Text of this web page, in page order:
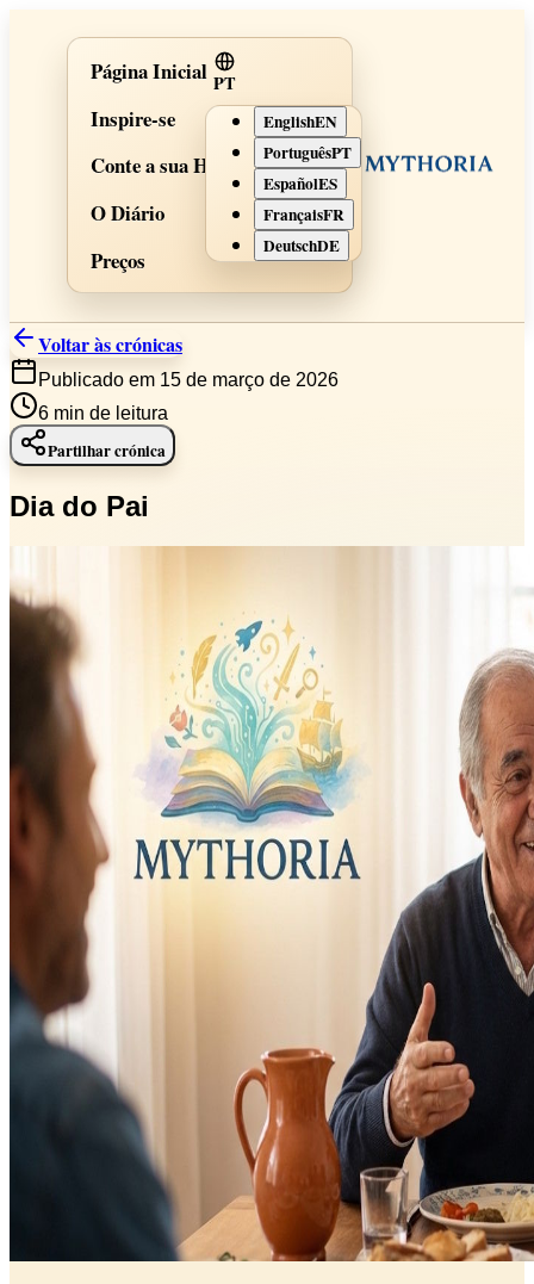
Página Inicial
Inspire-se
Conte a sua História
O Diário
Preços
PT
EnglishEN
PortuguêsPT
EspañolES
FrançaisFR
DeutschDE
Voltar às crónicas
Publicado em 15 de março de 2026
6 min de leitura
Partilhar crónica
Dia do Pai